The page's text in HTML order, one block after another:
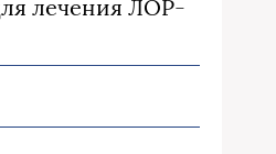
лечения ЛОР-